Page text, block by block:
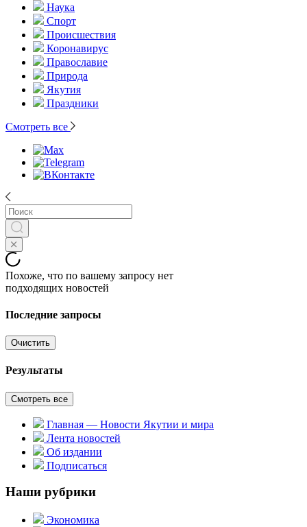
Наука
Спорт
Происшествия
Коронавирус
Православие
Природа
Якутия
Праздники
Смотреть все
Похоже, что по вашему запросу нет
подходящих новостей
Последние запросы
Очистить
Результаты
Смотреть все
Главная — Новости Якутии и мира
Лента новостей
Об издании
Подписаться
Наши рубрики
Экономика